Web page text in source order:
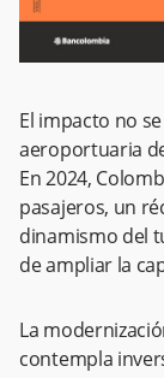
El impacto no
aeroportuaria
En 2024,
pasajeros, un
dinamismo del
de ampliar la
La
contempla